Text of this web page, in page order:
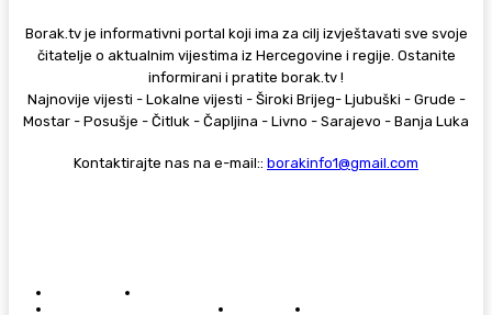
Borak.tv je informativni portal koji ima za cilj izvještavati sve svoje
čitatelje o aktualnim vijestima iz Hercegovine i regije. Ostanite
informirani i pratite borak.tv !
Najnovije vijesti - Lokalne vijesti - Široki Brijeg- Ljubuški - Grude -
Mostar - Posušje - Čitluk - Čapljina - Livno - Sarajevo - Banja Luka
Kontaktirajte nas na e-mail:: borakinfo1@gmail.com